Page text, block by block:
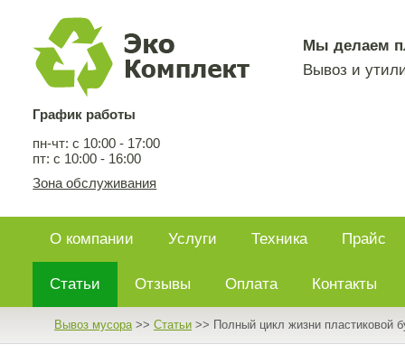
Мы делаем
Вывоз и
График работы
пн-чт: c 10:00 - 17:00
пт: c 10:00 - 16:00
Зона обслуживания
О компании Услуги Техника Прайс
Статьи Отзывы Оплата Контакты
Вывоз мусора>> Статьи >> Полный цикл жизни пластиковой